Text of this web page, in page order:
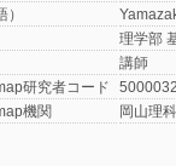
理学部
講師
研究者コード
機関
岡山理